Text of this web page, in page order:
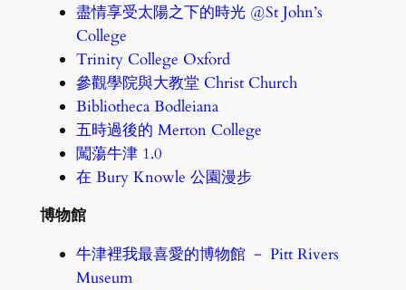
盡情享受太陽之下的時光 @St John’s
College
Trinity College Oxford
參觀學院與大教堂 Christ Church
Bibliotheca Bodleiana
五時過後的 Merton College
闖蕩牛津 1.0
在 Bury Knowle 公園漫步
博物館
牛津裡我最喜愛的博物館 － Pitt Rivers
Museum